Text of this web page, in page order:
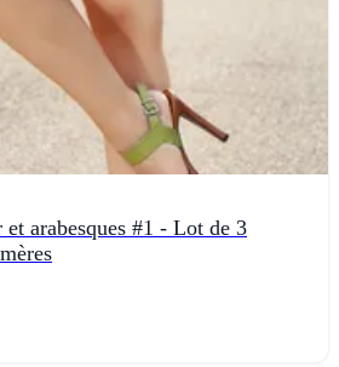
et arabesques #1 - Lot de 3